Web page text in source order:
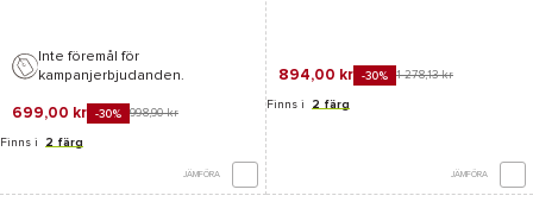
Inte föremål för
kampanjerbjudanden.
699,00 kr -30% 998,90 kr
Finns i 2 färg
JÄMFÖRA
894,00 kr -30% 1 278,13 kr
Finns i 2 färg
JÄMFÖRA